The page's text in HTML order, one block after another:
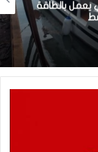
يعمل بالطاقة